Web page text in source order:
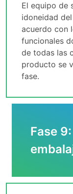
El equipo de
idoneidad
acuerdo con
funcionales
de todas las
producto se
fase.
Fase